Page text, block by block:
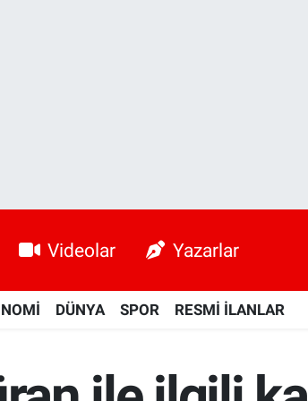
Videolar Yazarlar
DÜNYA SPOR RESMİ İLANLAR